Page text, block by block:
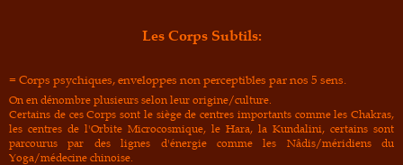
Les Corps Subtils:
= Corps psychiques, enveloppes non perceptibles par nos 5 sens.
On en dénombre plusieurs selon leur origine/culture.
Certains de ces Corps sont le siège de centres importants comme les Chakras,
les centres de l'Orbite Microcosmique, le Hara, la Kundalini, certains sont
parcourus par des lignes d'énergie comme les Nâdis/méridiens du
Yoga/médecine chinoise.